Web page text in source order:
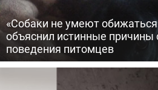
«Собаки не умеют
объяснил истинные причины
поведения питомцев